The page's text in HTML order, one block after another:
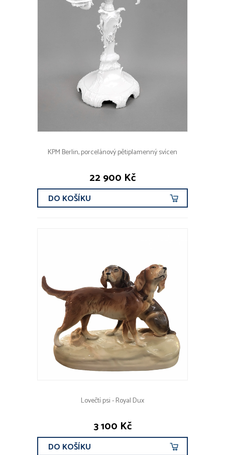
KPM Berlin, porcelánový pětiplamenný svícen
22 900 Kč
DO KOŠÍKU
Lovečtí psi - Royal Dux
3 100 Kč
DO KOŠÍKU